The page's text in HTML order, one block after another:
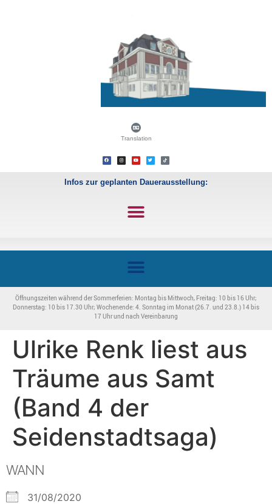
Translation
Infos zur geplanten Dauerausstellung:
Öffnungszeiten während der Sommerferien: Montag bis Mittwoch, Freitag: 10 bis 16 Uhr;
Donnerstag: 10 bis 17.30 Uhr; Wochenende: 4. Sonntag im Monat (26.7. und 23.8.) 14 bis
17 Uhr und nach Vereinbarung
Ulrike Renk liest aus
Träume aus Samt
(Band 4 der
Seidenstadtsaga)
WANN
31/08/2020